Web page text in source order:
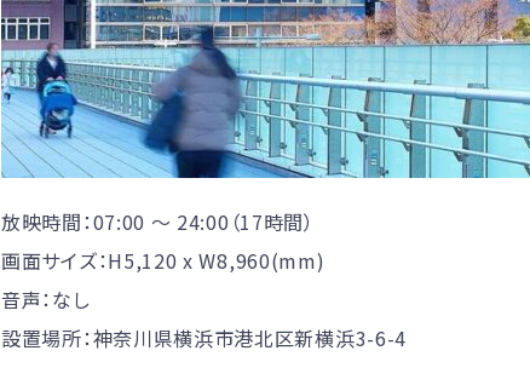
放映時間：07:00 〜 24:00（17時間）
画面サイズ：H5,120 x W8,960(mm)
音声：なし
設置場所：神奈川県横浜市港北区新横浜3-6-4